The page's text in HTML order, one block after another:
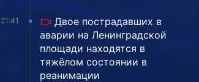
21:41
Двое пострадавших в
аварии на Ленинградской
площади находятся в
тяжёлом состоянии в
реанимации